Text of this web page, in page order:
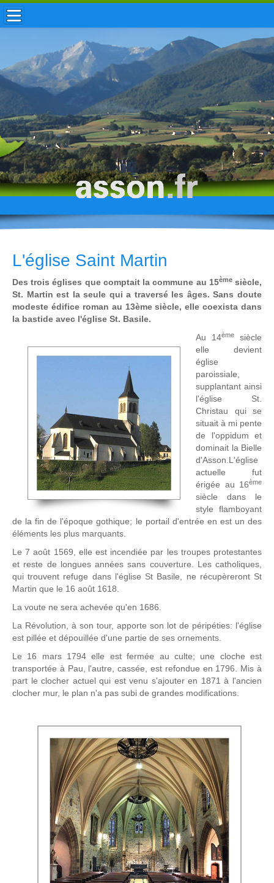
ACCUEIL / INFOS
MUNICIPALITÉ
VIE LOCALE
ENFANCE
TOURISME
HISTOIRE
L'église Saint Martin
Des trois églises que comptait la commune au 15èmesiècle,
St. Martin est la seule qui a traversé les âges. Sans doute
modeste édifice roman au 13ème siècle, elle coexista dans
la bastide avec l'église St. Basile.
Au 14ème
siècle
elle devient
église
paroissiale,
supplantant ainsi
l'église St.
Christau qui se
situait à mi pente
de l'oppidum et
dominait la Bielle
d'Asson.L'église
actuelle fut
érigée au 16ème
siècle dans le
style flamboyant
de la fin de l'époque gothique; le portail d'entrée en est un des
éléments les plus marquants.
Le 7 août 1569, elle est incendiée par les troupes protestantes
et reste de longues années sans couverture. Les catholiques,
qui trouvent refuge dans l'église St Basile, ne récupèreront St
Martin que le 16 août 1618.
La voute ne sera achevée qu'en 1686.
La Révolution, à son tour, apporte son lot de péripéties: l'église
est pillée et dépouillée d'une partie de ses ornements.
Le 16 mars 1794 elle est fermée au culte; une cloche est
transportée à Pau, l'autre, cassée, est refondue en 1796. Mis à
part le clocher actuel qui est venu s'ajouter en 1871 à l'ancien
clocher mur, le plan n'a pas subi de grandes modifications.